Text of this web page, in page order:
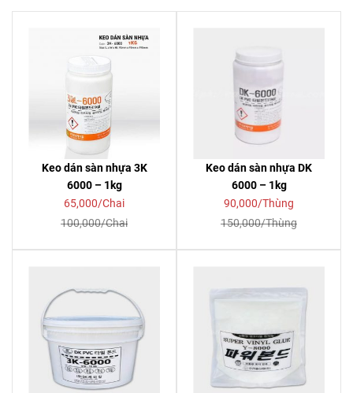
Keo dán sàn nhựa 3K
6000 – 1kg
65,000/Chai
100,000/Chai
Keo dán sàn nhựa DK
6000 – 1kg
90,000/Thùng
150,000/Thùng